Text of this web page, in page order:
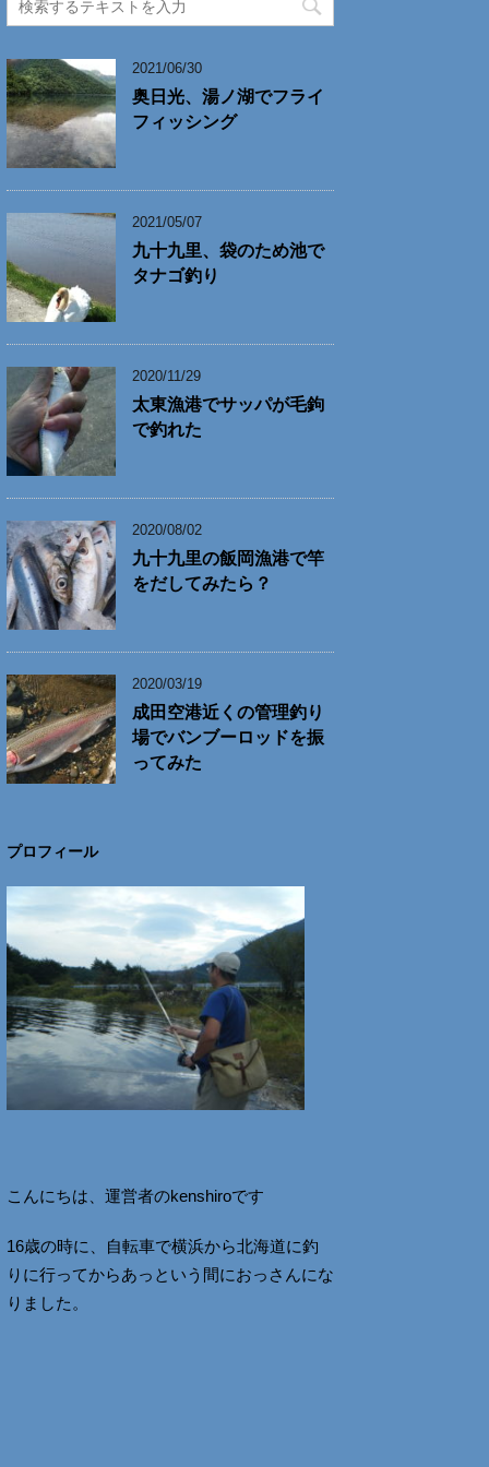
2021/06/30
奥日光、湯ノ湖でフライ
フィッシング
2021/05/07
九十九里、袋のため池で
タナゴ釣り
2020/11/29
太東漁港でサッパが毛鉤
で釣れた
2020/08/02
九十九里の飯岡漁港で竿
をだしてみたら？
2020/03/19
成田空港近くの管理釣り
場でバンブーロッドを振
ってみた
プロフィール
こんにちは、運営者のkenshiroです
16歳の時に、自転車で横浜から北海道に釣
りに行ってからあっという間におっさんにな
りました。